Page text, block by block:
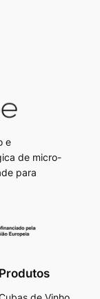
e
de micro-
para
Produtos